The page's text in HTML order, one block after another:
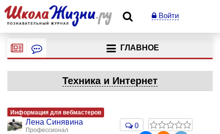
Войти
ГЛАВНОЕ
Техника и Интернет
Информация для вебмастеров
Лена Синявина
Профессионал
0